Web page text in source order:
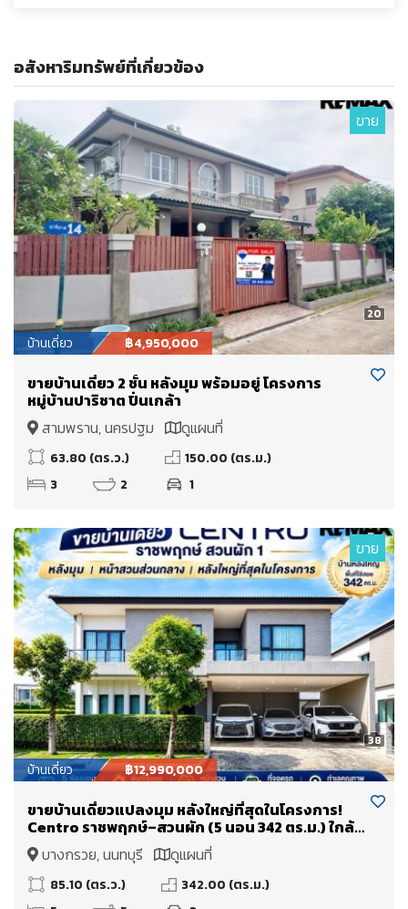
อสังหาริมทรัพย์ที่เกี่ยวข้อง
20
ขาย
บ้านเดี่ยว ฿4,950,000
ขายบ้านเดี่ยว 2 ชั้น หลังมุม พร้อมอยู่ โครงการ
หมู่บ้านปาริชาต ปิ่นเกล้า
สามพราน, นครปฐม
ดูแผนที่
63.80 (ตร.ว.)
150.00 (ตร.ม.)
3
2 1
38
ขาย
บ้านเดี่ยว ฿12,990,000
ขายบ้านเดี่ยวแปลงมุม หลังใหญ่ที่สุดในโครงการ!
Centro ราชพฤกษ์–สวนผัก (5 นอน 342 ตร.ม.) ใกล้
ทางด่วนศรีรัช แค่ 5 นาที
บางกรวย, นนทบุรี ดูแผนที่
85.10 (ตร.ว.)
342.00 (ตร.ม.)